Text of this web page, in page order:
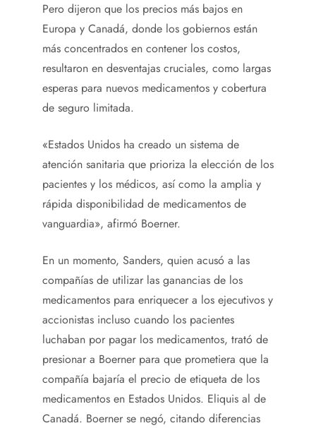
Pero dijeron que los precios más bajos en
Europa y Canadá, donde los gobiernos están
más concentrados en contener los costos,
resultaron en desventajas cruciales, como largas
esperas para nuevos medicamentos y cobertura
de seguro limitada.
«Estados Unidos ha creado un sistema de
atención sanitaria que prioriza la elección de los
pacientes y los médicos, así como la amplia y
rápida disponibilidad de medicamentos de
vanguardia», afirmó Boerner.
En un momento, Sanders, quien acusó a las
compañías de utilizar las ganancias de los
medicamentos para enriquecer a los ejecutivos y
accionistas incluso cuando los pacientes
luchaban por pagar los medicamentos, trató de
presionar a Boerner para que prometiera que la
compañía bajaría el precio de etiqueta de los
medicamentos en Estados Unidos. Eliquis al de
Canadá. Boerner se negó, citando diferencias